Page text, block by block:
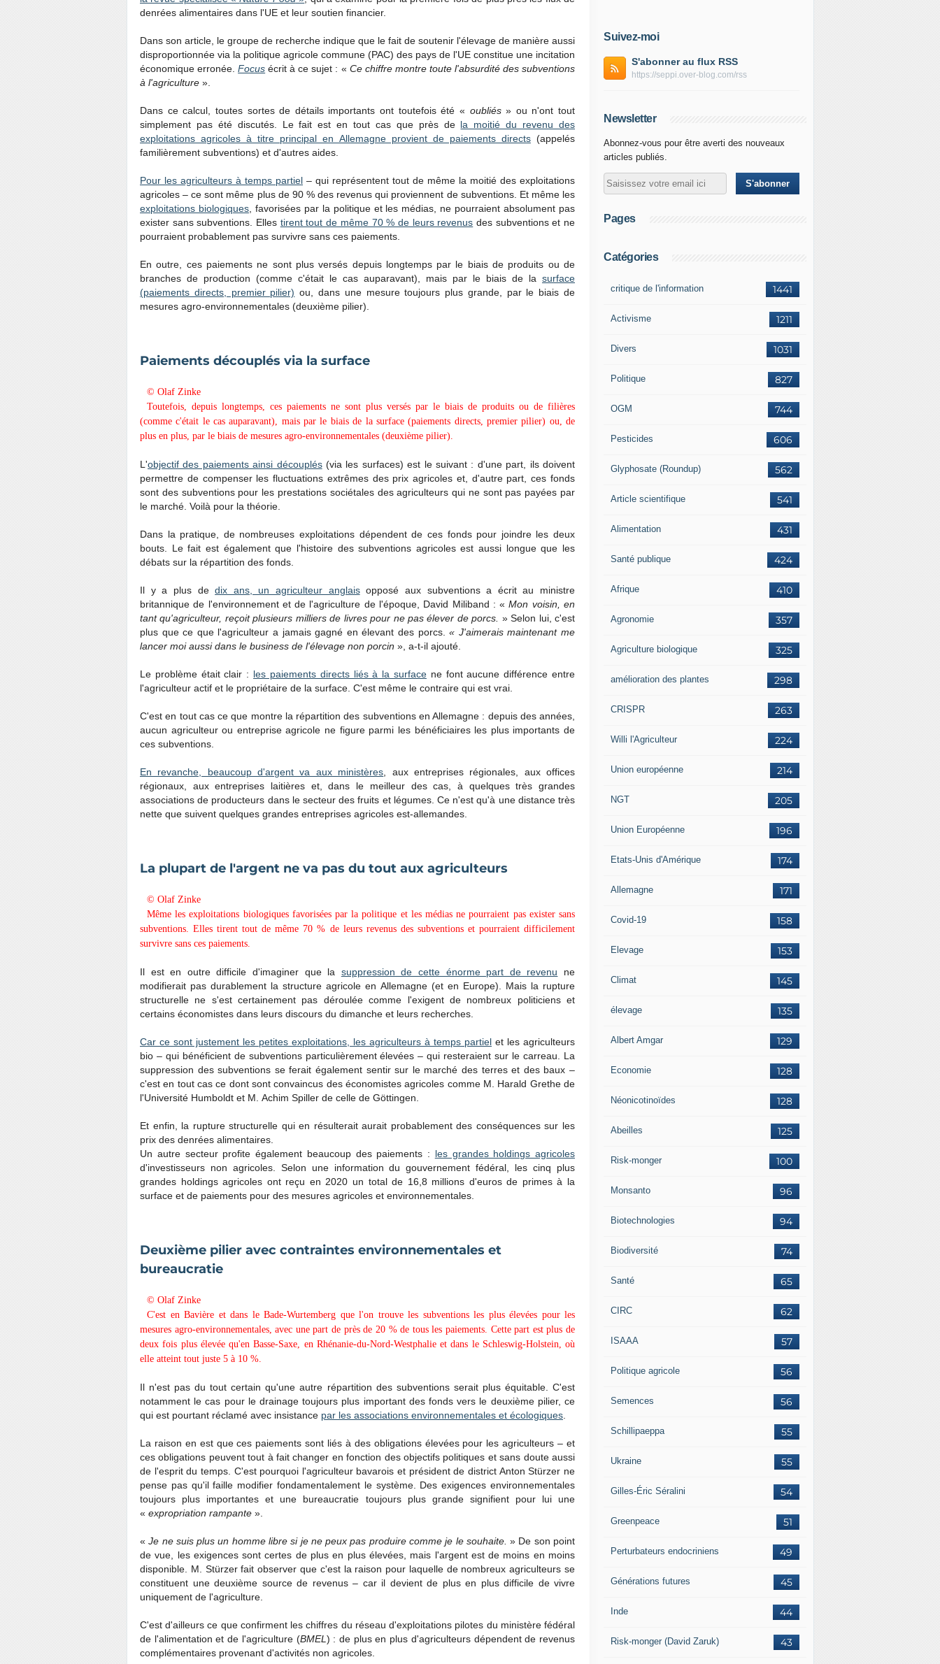
denrées alimentaires dans l'UE et leur soutien financier.
Dans son article, le groupe de recherche indique que le fait de soutenir l'élevage de manière aussi
disproportionnée via la politique agricole commune (PAC) des pays de l'UE constitue une incitation
économique erronée.Focus écrit à ce sujet : « Ce chiffre montre toute l'absurdité des subventions
à l'agriculture ».
Dans ce calcul, toutes sortes de détails importants ont toutefois été « oubliés» ou n'ont tout
simplement pas été discutés. Le fait est en tout cas que près de la moitié du revenu des
exploitations agricoles à titre principal en Allemagne provient de paiements directs(appelés
familièrement subventions) et d'autres aides.
Pour les agriculteurs à temps partiel – qui représentent tout de même la moitié des exploitations
agricoles – ce sont même plus de 90 % des revenus qui proviennent de subventions. Et même les
exploitations biologiques, favorisées par la politique et les médias, ne pourraient absolument pas
exister sans subventions. Elles tirent tout de même 70 % de leurs revenus des subventions et ne
pourraient probablement pas survivre sans ces paiements.
En outre, ces paiements ne sont plus versés depuis longtemps par le biais de produits ou de
branches de production (comme c'était le cas auparavant), mais par le biais de la surface
(paiements directs, premier pilier) ou, dans une mesure toujours plus grande, par le biais de
mesures agro-environnementales (deuxième pilier).
Paiements découplés via la surface
© Olaf Zinke
Toutefois, depuis longtemps, ces paiements ne sont plus versés par le biais de produits ou de filières
(comme c'était le cas auparavant), mais par le biais de la surface (paiements directs, premier pilier) ou, de
plus en plus, par le biais de mesures agro-environnementales (deuxième pilier).
L'objectif des paiements ainsi découplés(via les surfaces) est le suivant : d'une part, ils doivent
permettre de compenser les fluctuations extrêmes des prix agricoles et, d'autre part, ces fonds
sont des subventions pour les prestations sociétales des agriculteurs qui ne sont pas payées par
le marché. Voilà pour la théorie.
Dans la pratique, de nombreuses exploitations dépendent de ces fonds pour joindre les deux
bouts. Le fait est également que l'histoire des subventions agricoles est aussi longue que les
débats sur la répartition des fonds.
Il y a plus dedix ans, un agriculteur anglaisopposé aux subventions a écrit au ministre
britannique de l'environnement et de l'agriculture de l'époque, David Miliband : «Mon voisin, en
tant qu'agriculteur, reçoit plusieurs milliers de livres pour ne pas élever de porcs. » Selon lui, c'est
plus que ce que l'agriculteur a jamais gagné en élevant des porcs. « J'aimerais maintenant me
lancer moi aussi dans le business de l'élevage non porcin », a-t-il ajouté.
Le problème était clair : les paiements directs liés à la surfacene font aucune différence entre
l'agriculteur actif et le propriétaire de la surface. C'est même le contraire qui est vrai.
C'est en tout cas ce que montre la répartition des subventions en Allemagne : depuis des années,
aucun agriculteur ou entreprise agricole ne figure parmi les bénéficiaires les plus importants de
ces subventions.
En revanche, beaucoup d'argent va aux ministères , aux entreprises régionales, aux offices
régionaux, aux entreprises laitières et, dans le meilleur des cas, à quelques très grandes
associations de producteurs dans le secteur des fruits et légumes. Ce n'est qu'à une distance très
nette que suivent quelques grandes entreprises agricoles est-allemandes.
La plupart de l'argent ne va pas du tout aux agriculteurs
© Olaf Zinke
Même les exploitations biologiques favorisées par la politique et les médias ne pourraient pas exister sans
subventions. Elles tirent tout de même 70 % de leurs revenus des subventions et pourraient difficilement
survivre sans ces paiements.
Il est en outre difficile d'imaginer que la suppression de cette énorme part de revenu ne
modifierait pas durablement la structure agricole en Allemagne (et en Europe). Mais la rupture
structurelle ne s'est certainement pas déroulée comme l'exigent de nombreux politiciens et
certains économistes dans leurs discours du dimanche et leurs recherches.
Car ce sont justement les petites exploitations, les agriculteurs à temps partiel et les agriculteurs
bio – qui bénéficient de subventions particulièrement élevées – qui resteraient sur le carreau. La
suppression des subventions se ferait également sentir sur le marché des terres et des baux –
c'est en tout cas ce dont sont convaincus des économistes agricoles comme M. Harald Grethe de
l'Université Humboldt et M. Achim Spiller de celle de Göttingen.
Et enfin, la rupture structurelle qui en résulterait aurait probablement des conséquences sur les
prix des denrées alimentaires.
Un autre secteur profite également beaucoup des paiements : les grandes holdings agricoles
d'investisseurs non agricoles. Selon une information du gouvernement fédéral, les cinq plus
grandes holdings agricoles ont reçu en 2020 un total de 16,8 millions d'euros de primes à la
surface et de paiements pour des mesures agricoles et environnementales.
Deuxième pilier avec contraintes environnementales et
bureaucratie
© Olaf Zinke
C'est en Bavière et dans le Bade-Wurtemberg que l'on trouve les subventions les plus élevées pour les
mesures agro-environnementales, avec une part de près de 20 % de tous les paiements. Cette part est plus de
deux fois plus élevée qu'en Basse-Saxe, en Rhénanie-du-Nord-Westphalie et dans le Schleswig-Holstein, où
elle atteint tout juste 5 à 10 %.
Il n'est pas du tout certain qu'une autre répartition des subventions serait plus équitable. C'est
notamment le cas pour le drainage toujours plus important des fonds vers le deuxième pilier, ce
qui est pourtant réclamé avec insistance par les associations environnementales et écologiques
La raison en est que ces paiements sont liés à des obligations élevées pour les agriculteurs – et
ces obligations peuvent tout à fait changer en fonction des objectifs politiques et sans doute aussi
de l'esprit du temps. C'est pourquoi l'agriculteur bavarois et président de district Anton Stürzer ne
pense pas qu'il faille modifier fondamentalement le système. Des exigences environnementales
toujours plus importantes et une bureaucratie toujours plus grande signifient pour lui une
« expropriation rampante ».
«Je ne suis plus un homme libre si je ne peux pas produire comme je le souhaite.» De son point
de vue, les exigences sont certes de plus en plus élevées, mais l'argent est de moins en moins
disponible. M. Stürzer fait observer que c'est la raison pour laquelle de nombreux agriculteurs se
constituent une deuxième source de revenus – car il devient de plus en plus difficile de vivre
uniquement de l'agriculture.
C'est d'ailleurs ce que confirment les chiffres du réseau d'exploitations pilotes du ministère fédéral
de l'alimentation et de l'agriculture (BMEL ) : de plus en plus d'agriculteurs dépendent de revenus
complémentaires provenant d'activités non agricoles.
Suivez-moi
S'abonner au flux RSS
https://seppi.over-blog.com/rss
Newsletter
Abonnez-vous pour être averti des nouveaux
articles publiés.
Pages
Catégories
1441
critique de l'information
1211
Activisme
1031
Divers
827
Politique
744
OGM
606
Pesticides
562
Glyphosate (Roundup)
541
Article scientifique
431
Alimentation
424
Santé publique
410
Afrique
357
Agronomie
325
Agriculture biologique
298
amélioration des plantes
263
CRISPR
224
Willi l'Agriculteur
214
Union européenne
205
NGT
196
Union Européenne
174
Etats-Unis d'Amérique
171
Allemagne
158
Covid-19
153
Elevage
145
Climat
135
élevage
129
Albert Amgar
128
Economie
128
Néonicotinoïdes
125
Abeilles
100
Risk-monger
96
Monsanto
94
Biotechnologies
74
Biodiversité
65
Santé
62
CIRC
57
ISAAA
56
Politique agricole
56
Semences
55
Schillipaeppa
55
Ukraine
54
Gilles-Éric Séralini
51
Greenpeace
49
Perturbateurs endocriniens
45
Générations futures
44
Inde
43
Risk-monger (David Zaruk)